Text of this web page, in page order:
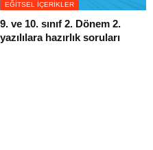
EĞITSEL İÇERIKLER
9. ve 10. sınıf 2. Dönem 2.
yazılılara hazırlık soruları